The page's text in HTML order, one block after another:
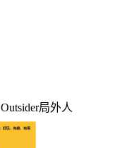
Outsider局外人